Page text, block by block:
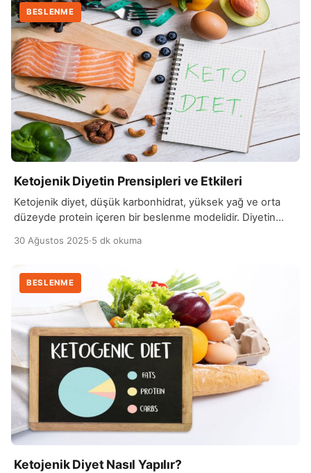
duruma girer. Bu durumda karaciğer, yağları keton
cisimciklerine dönüştürerek beyin ve vücut için alternatif bir
enerji kaynağı […]
BESLENME
Ketojenik Diyetin Prensipleri ve Etkileri
Ketojenik diyet, düşük karbonhidrat, yüksek yağ ve orta
düzeyde protein içeren bir beslenme modelidir. Diyetin
yakmaya yönlendirmektir. Karbonhidrat alımının ciddi
dönüştürmesini sağlar ve bu durum “ketozis” adı verilen
metabolik bir durumu ortaya çıkarır. Bu diyetin en belirgin
etkilerinden biri kilo kaybını […]
30 Ağustos 2025·5 dk okuma
BESLENME
Ketojenik Diyet Nasıl Yapılır?